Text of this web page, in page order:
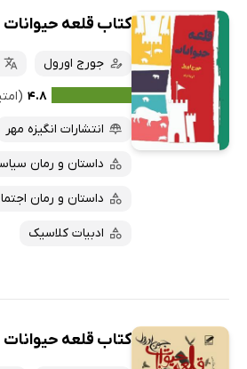
کتاب قلعه حیوانات
جورج اورول
۴.۸ (امتیاز
انتشارات انگیزه مهر
داستان و رمان
داستان و رمان
ادبیات کلاسیک
کتاب قلعه حیوانات